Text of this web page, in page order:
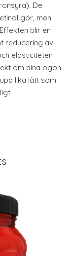
De
gör, men
blir en
reducering av
elasticiteten
om dina ögon
lika lätt som